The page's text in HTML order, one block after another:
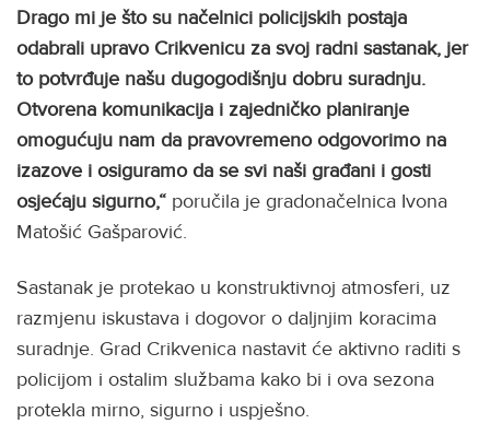
Drago mi je što su načelnici policijskih postaja
odabrali upravo Crikvenicu za svoj radni sastanak, jer
to potvrđuje našu dugogodišnju dobru suradnju.
Otvorena komunikacija i zajedničko planiranje
omogućuju nam da pravovremeno odgovorimo na
izazove i osiguramo da se svi naši građani i gosti
osjećaju sigurno,“ poručila je gradonačelnica Ivona
Matošić Gašparović.
Sastanak je protekao u konstruktivnoj atmosferi, uz
razmjenu iskustava i dogovor o daljnjim koracima
suradnje. Grad Crikvenica nastavit će aktivno raditi s
policijom i ostalim službama kako bi i ova sezona
protekla mirno, sigurno i uspješno.